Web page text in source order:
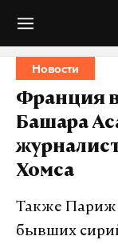
Новости
Франция
Башара
Хомса
Также Париж
бывших